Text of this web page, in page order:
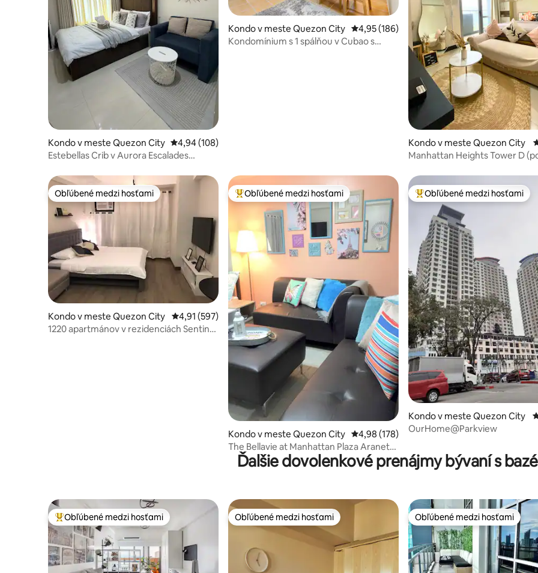
Kondo v meste Quezon City Priemerné ohodnotenie 4,94 z 5, počet hodnotení: 108
4,94 (108)
Estebellas Crib v Aurora Escalades
Kondo v meste Quezon City Priemerné ohodnotenie 4,95 z 5, počet
4,95 (186)
Kondomínium s 1 spálňou v Cubao s
Kondo v meste Quezon City
Manhattan Heights Tower D
Obľúbené medzi hosťami
Obľúbené medzi hosťami
Kondo v meste Quezon City Priemerné ohodnotenie 4,91 z 5, počet hodnotení: 597
4,91 (597)
1220 apartmánov v rezidenciách Sentinel
Najobľúbenejšie medzi hosťami
Obľúbené medzi hosťami
Kondo v meste Quezon City Priemerné ohodnotenie 4,98 z 5, počet
4,98 (178)
The Bellavie at Manhattan Plaza Araneta
City Cubao
Najobľúbenejšie medzi hosťami
Obľúbené medzi hosťami
Kondo v meste Quezon City
OurHome@Parkview
Ďalšie dovolenkové prenájmy bývaní s
Najobľúbenejšie medzi hosťami
Obľúbené medzi hosťami Obľúbené medzi hosťami
Obľúbené medzi hosťami Obľúbené medzi hosťami
Obľúbené medzi hosťami